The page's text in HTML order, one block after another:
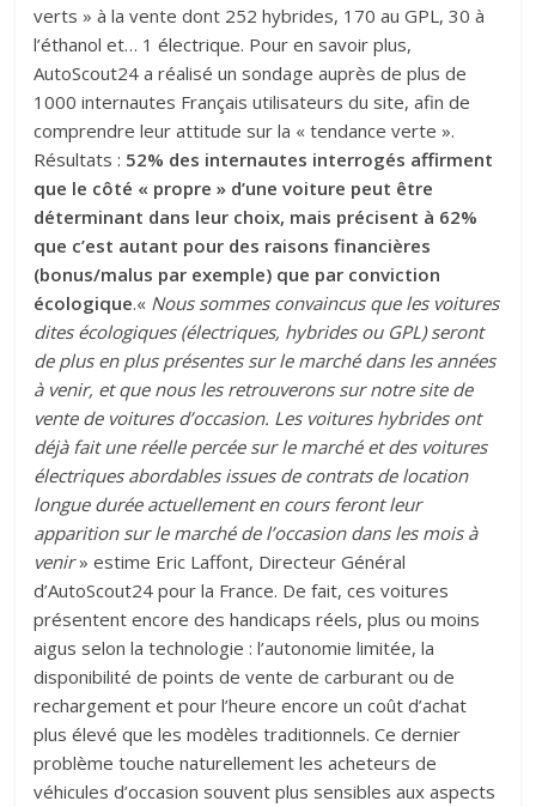
verts » à la vente dont 252 hybrides, 170 au GPL, 30 à
l’éthanol et… 1 électrique. Pour en savoir plus,
AutoScout24 a réalisé un sondage auprès de plus de
1000 internautes Français utilisateurs du site, afin de
comprendre leur attitude sur la « tendance verte ».
Résultats : 52% des internautes interrogés affirment
que le côté « propre » d’une voiture peut être
déterminant dans leur choix, mais précisent à 62%
que c’est autant pour des raisons financières
(bonus/malus par exemple) que par conviction
écologique.« Nous sommes convaincus que les voitures
dites écologiques (électriques, hybrides ou GPL) seront
de plus en plus présentes sur le marché dans les années
à venir, et que nous les retrouverons sur notre site de
vente de voitures d’occasion. Les voitures hybrides ont
déjà fait une réelle percée sur le marché et des voitures
électriques abordables issues de contrats de location
longue durée actuellement en cours feront leur
apparition sur le marché de l’occasion dans les mois à
venir» estime Eric Laffont, Directeur Général
d’AutoScout24 pour la France. De fait, ces voitures
présentent encore des handicaps réels, plus ou moins
aigus selon la technologie : l’autonomie limitée, la
disponibilité de points de vente de carburant ou de
rechargement et pour l’heure encore un coût d’achat
plus élevé que les modèles traditionnels. Ce dernier
problème touche naturellement les acheteurs de
véhicules d’occasion souvent plus sensibles aux aspects